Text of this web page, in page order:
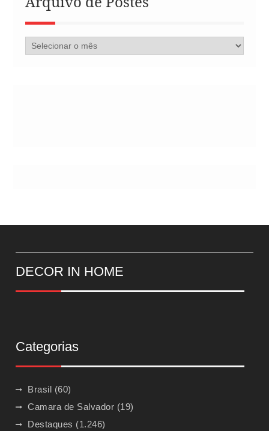
Arquivo
de
DECOR IN HOME
Categorias
Brasil (60)
Camara de Salvador (19)
Destaques (1.246)